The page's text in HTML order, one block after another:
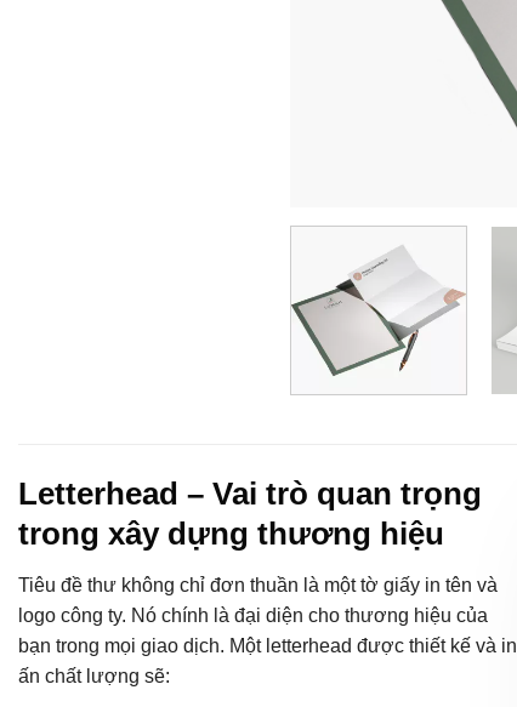
Letterhead – Vai trò quan trọng
trong xây dựng thương hiệu
Tiêu đề thư không chỉ đơn thuần là một tờ giấy in tên và
logo công ty. Nó chính là đại diện cho thương hiệu của
bạn trong mọi giao dịch. Một letterhead được thiết kế và in
ấn chất lượng sẽ: